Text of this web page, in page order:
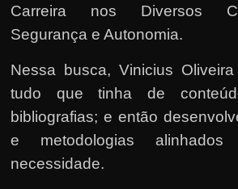
Carreira nos Diversos
Segurança e Autonomia.
Nessa busca, Vinicius
tudo que tinha de
bibliografias; e então
e metodologias
necessidade.